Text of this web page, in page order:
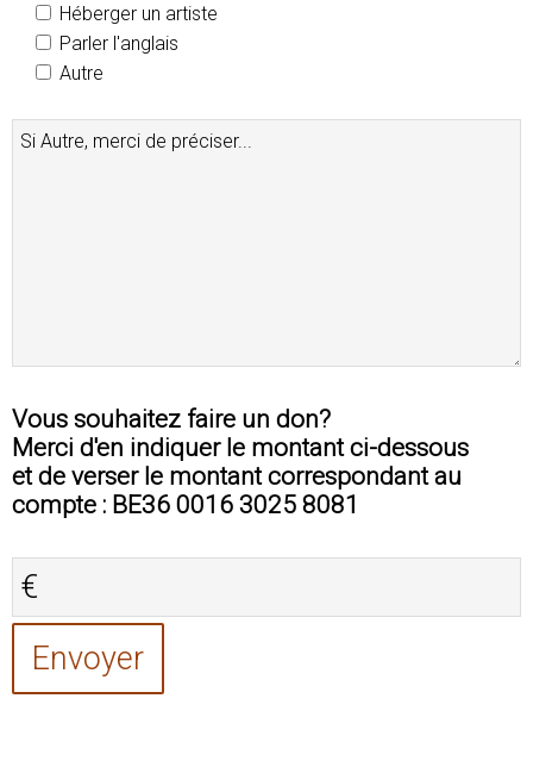
Héberger un artiste
Parler l'anglais
Autre
Vous souhaitez faire un don?
Merci d'en indiquer le montant ci-dessous
et de verser le montant correspondant au
compte : BE36 0016 3025 8081